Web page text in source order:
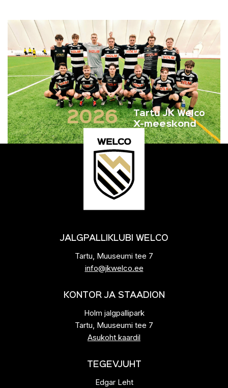
2026 Tartu JK Welco
X-meeskond
JALGPALLIKLUBI WELCO
Tartu, Muuseumi tee 7
info@jkwelco.ee
KONTOR JA STAADION
Holm jalgpallipark
Tartu, Muuseumi tee 7
Asukoht kaardil
TEGEVJUHT
Edgar Leht